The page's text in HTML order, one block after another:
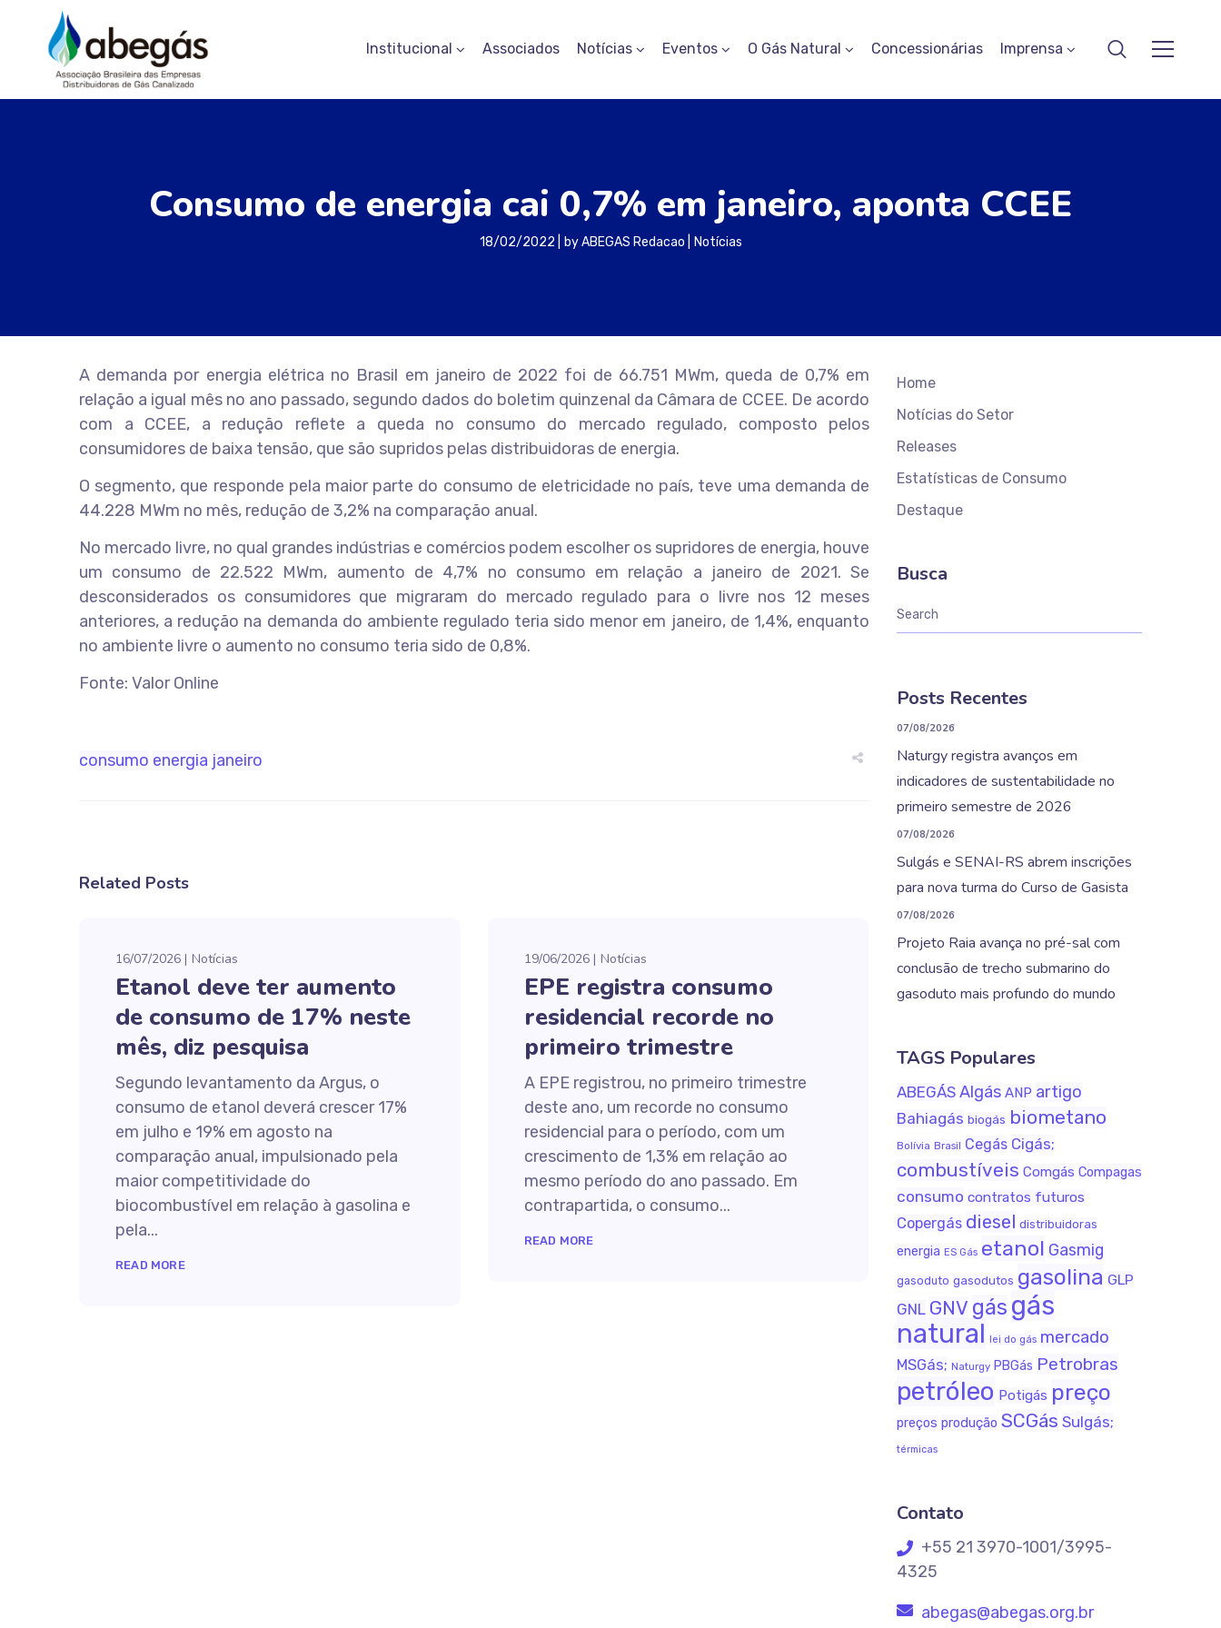
Institucional Associados Notícias Eventos O Gás Natural Concessionárias Imprensa
Consumo de energia cai 0,7% em janeiro, aponta CCEE
18/02/2022 byABEGAS Redacao Notícias
A demanda por energia elétrica no Brasil em janeiro de 2022 foi de 66.751 MWm, queda de 0,7% em
relação a igual mês no ano passado, segundo dados do boletim quinzenal da Câmara de CCEE. De acordo
com a CCEE, a redução reflete a queda no consumo do mercado regulado, composto pelos
consumidores de baixa tensão, que são supridos pelas distribuidoras de energia.
O segmento, que responde pela maior parte do consumo de eletricidade no país, teve uma demanda de
44.228 MWm no mês, redução de 3,2% na comparação anual.
No mercado livre, no qual grandes indústrias e comércios podem escolher os supridores de energia, houve
um consumo de 22.522 MWm, aumento de 4,7% no consumo em relação a janeiro de 2021. Se
desconsiderados os consumidores que migraram do mercado regulado para o livre nos 12 meses
anteriores, a redução na demanda do ambiente regulado teria sido menor em janeiro, de 1,4%, enquanto
no ambiente livre o aumento no consumo teria sido de 0,8%.
Fonte: Valor Online
consumo energia janeiro
Related Posts
16/07/2026 Notícias
Etanol deve ter aumento
de consumo de 17% neste
mês, diz pesquisa
Segundo levantamento da Argus, o
consumo de etanol deverá crescer 17%
em julho e 19% em agosto na
comparação anual, impulsionado pela
maior competitividade do
biocombustível em relação à gasolina e
pela...
READ MORE
19/06/2026 Notícias
EPE registra consumo
residencial recorde no
primeiro trimestre
A EPE registrou, no primeiro trimestre
deste ano, um recorde no consumo
residencial para o período, com um
crescimento de 1,3% em relação ao
mesmo período do ano passado. Em
contrapartida, o consumo...
READ MORE
Home
Notícias do Setor
Releases
Estatísticas de Consumo
Destaque
Busca
Posts Recentes
07/08/2026
Naturgy registra avanços em
indicadores de sustentabilidade no
primeiro semestre de 2026
07/08/2026
Sulgás e SENAI-RS abrem inscrições
para nova turma do Curso de Gasista
07/08/2026
Projeto Raia avança no pré-sal com
conclusão de trecho submarino do
gasoduto mais profundo do mundo
TAGS Populares
ABEGÁS Algás ANP artigo
Bahiagás biogás biometano
Bolívia Brasil Cegás Cigás;
combustíveis Comgás Compagas
consumo contratos futuros
Copergás diesel distribuidoras
energia ES Gás etanol Gasmig
gasoduto gasodutos gasolina GLP
GNL GNV gás gás
natural lei do gás mercado
MSGás; Naturgy PBGás Petrobras
petróleo Potigás preço
preços produção SCGás Sulgás;
térmicas
Contato
+55 21 3970-1001/3995-
4325
abegas@abegas.org.br